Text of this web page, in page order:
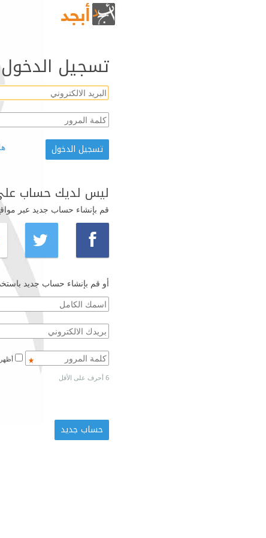
تسجيل الدخول
ليس لديك حساب
قم بإنشاء حساب جديد عبر مواقع
أو قم بإنشاء حساب جديد
6 أحرف على الأقل